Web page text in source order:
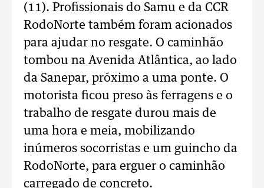
(11). Profissionais do Samu e da CCR
RodoNorte também foram acionados
para ajudar no resgate. O caminhão
tombou na Avenida Atlântica, ao lado
da Sanepar, próximo a uma ponte. O
motorista ficou preso às ferragens e o
trabalho de resgate durou mais de
uma hora e meia, mobilizando
inúmeros socorristas e um guincho da
RodoNorte, para erguer o caminhão
carregado de concreto.